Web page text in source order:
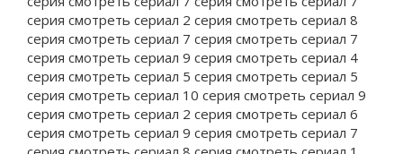
серия смотреть сериал 2 серия смотреть сериал 8
серия смотреть сериал 7 серия смотреть сериал 7
серия смотреть сериал 9 серия смотреть сериал 4
серия смотреть сериал 5 серия смотреть сериал 5
серия смотреть сериал 10 серия смотреть сериал 9
серия смотреть сериал 2 серия смотреть сериал 6
серия смотреть сериал 9 серия смотреть сериал 7